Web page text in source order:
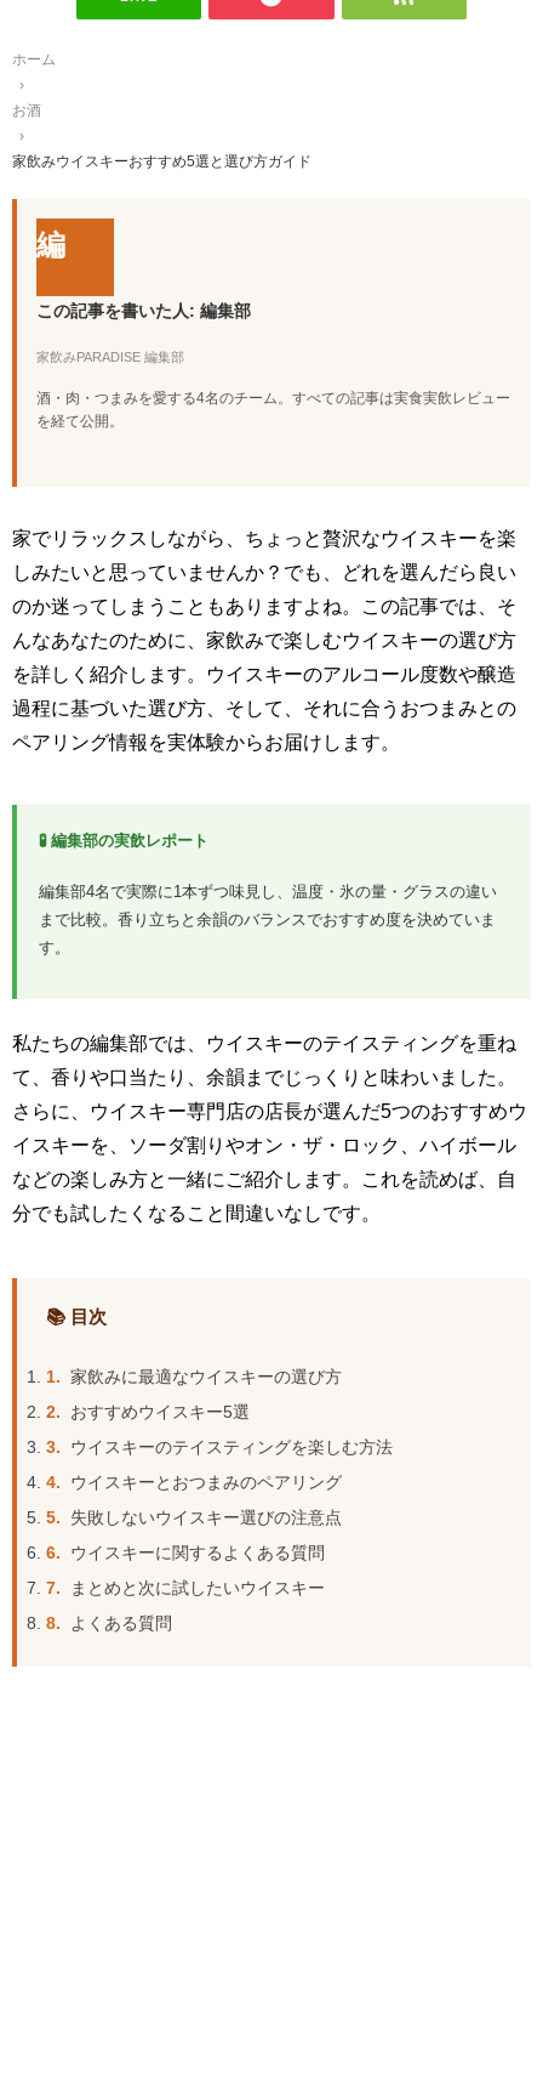
ホーム
›
お酒
›
家飲みウイスキーおすすめ5選と選び方ガイド
編
この記事を書いた人: 編集部
家飲みPARADISE 編集部
酒・肉・つまみを愛する4名のチーム。すべての記事は実食実飲レビュー
を経て公開。
家でリラックスしながら、ちょっと贅沢なウイスキーを楽
しみたいと思っていませんか？でも、どれを選んだら良い
のか迷ってしまうこともありますよね。この記事では、そ
んなあなたのために、家飲みで楽しむウイスキーの選び方
を詳しく紹介します。ウイスキーのアルコール度数や醸造
過程に基づいた選び方、そして、それに合うおつまみとの
ペアリング情報を実体験からお届けします。
🧪 編集部の実飲レポート
編集部4名で実際に1本ずつ味見し、温度・氷の量・グラスの違い
まで比較。香り立ちと余韻のバランスでおすすめ度を決めていま
す。
私たちの編集部では、ウイスキーのテイスティングを重ね
て、香りや口当たり、余韻までじっくりと味わいました。
さらに、ウイスキー専門店の店長が選んだ5つのおすすめウ
イスキーを、ソーダ割りやオン・ザ・ロック、ハイボール
などの楽しみ方と一緒にご紹介します。これを読めば、自
分でも試したくなること間違いなしです。
📚 目次
1. 家飲みに最適なウイスキーの選び方
2. おすすめウイスキー5選
3. ウイスキーのテイスティングを楽しむ方法
4. ウイスキーとおつまみのペアリング
5. 失敗しないウイスキー選びの注意点
6. ウイスキーに関するよくある質問
7. まとめと次に試したいウイスキー
8. よくある質問